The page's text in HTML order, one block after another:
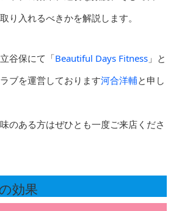
り入れるべきかを解説します。
谷保にて「Beautiful Days Fitness 」と
ブを運営しております河合洋輔と申し
のある方はぜひとも一度ご来店くださ
効果